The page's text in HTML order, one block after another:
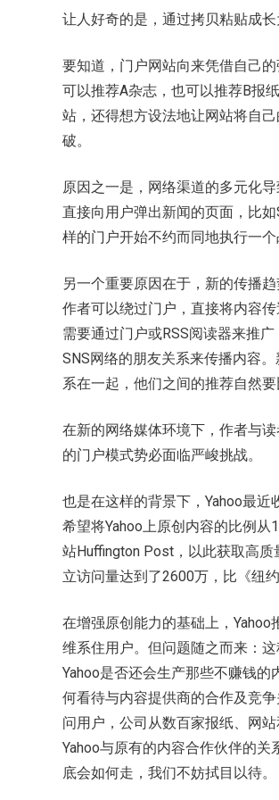
让人好奇的是，通过拷贝粘贴成
要知道，门户网站向来凭借自己
可以推荐A杂志，也可以推荐B报
站，还得想方设法地让网站将自
破。
原因之一是，网络渠道的多元化
直接向用户弹出新闻的页面，比
样的门户开始不约而同地执行一
另一个重要原因在于，新的传播
作者可以绕过门户，直接将内容
需要通过门户或RSS阅读器来推
SNS网络的朋友关系来传播内容
系在一起，他们之间的推荐自然
在新的网络媒体环境下，作者与
的门户模式势必面临严峻挑战。
也是在这样的背景下，Yahoo最
希望将Yahoo上原创内容的比例从
站Huffington Post，以此获取高
立访问量达到了2600万，比《纽
在增强原创能力的基础上，
维系住用户。但问题随之而来：
Yahoo是否还会生产那些不赚钱
何看待与内容提供商的合作及竞
问用户，公司从数百家报纸、网
Yahoo与原有的内容合作伙伴的
底会如何走，我们不妨拭目以待。